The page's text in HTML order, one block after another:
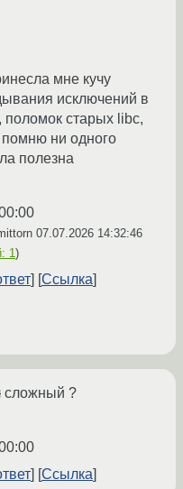
мне кучу
исключений в
старых libc,
ни одного
полезна
07.07.2026 14:32:46
1)
Ссылка
сложный ?
Ссылка